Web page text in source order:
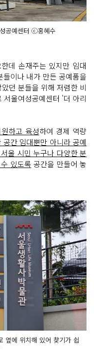
공예센터 ⓒ홍혜수
데 손재주는 있지만 임대
이나 내가 만든 공예품을
던 분들을 위해 저렴한 비
서울여성공예센터 '더 아리
하고 육성하여 경제 역량
공간 임대뿐만 아니라 공예
울 시민 누구나 다양한 분
있도록 공간을 만들어 놓
옆에 위치해 있어 찾기가 쉽